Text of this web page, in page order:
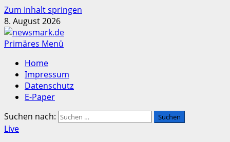
Zum Inhalt springen
8. August 2026
Primäres Menü
Home
Impressum
Datenschutz
E-Paper
Suchen nach:
Live